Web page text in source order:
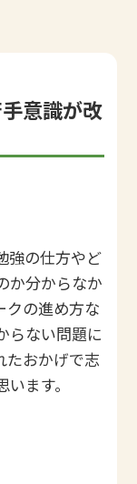
意識が改
強の仕方やど
か分からなか
クの進め方な
らない問題に
たおかげで志
ます。